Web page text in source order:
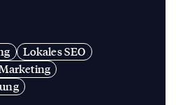
Lokales SEO